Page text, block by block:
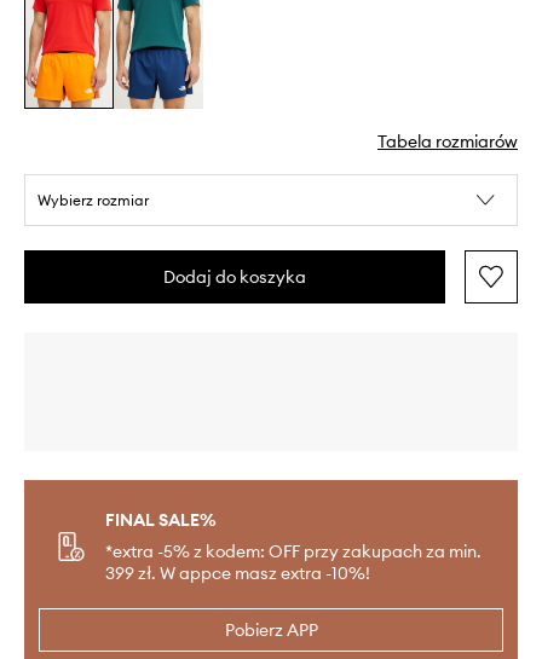
Tabela rozmiarów
Wybierz rozmiar
Dodaj do koszyka
FINAL SALE%
*extra -5% z kodem: OFF przy zakupach za min.
399 zł. W appce masz extra -10%!
Pobierz APP